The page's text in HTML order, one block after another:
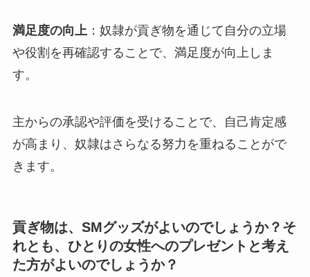
満足度の向上 ：奴隷が貢ぎ物を通じて自分の立場
や役割を再確認することで、満足度が向上しま
す。
主からの承認や評価を受けることで、自己肯定感
が高まり、奴隷はさらなる努力を重ねることがで
きます。
貢ぎ物は、SMグッズがよいのでしょうか？そ
れとも、ひとりの女性へのプレゼントと考え
た方がよいのでしょうか？